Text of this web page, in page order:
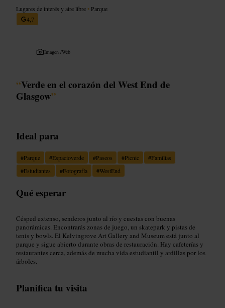
Lugares de interés y aire libre • Parque
4,7
Imagen /Web
“Verde en el corazón del West End de
Glasgow”
Ideal para
#Parque #Espacioverde #Paseos #Picnic #Familias
#Estudiantes #Fotografía #WestEnd
Qué esperar
Césped extenso, senderos junto al río y cuestas con buenas
panorámicas. Encontrarás zonas de juego, un skatepark y pistas de
tenis y bowls. El Kelvingrove Art Gallery and Museum está junto al
parque y sigue abierto durante obras de restauración. Hay cafeterías y
restaurantes cerca, además de mucha vida estudiantil y ardillas por los
árboles.
Planifica tu visita